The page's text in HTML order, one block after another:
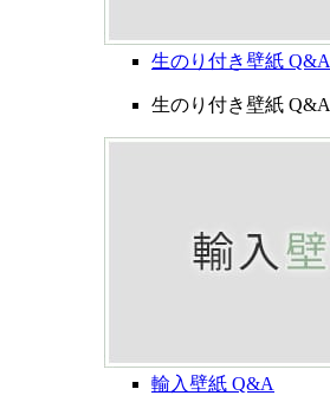
生のり付き壁紙 Q&A
生のり付き壁紙 Q&A
輸入壁紙 Q&A